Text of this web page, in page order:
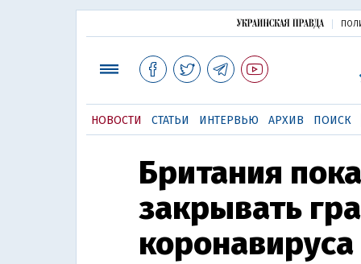
НОВОСТИ СТАТЬИ ИНТЕРВЬЮ АРХИВ ПОИСК
Британия
закрывать
коронавируса